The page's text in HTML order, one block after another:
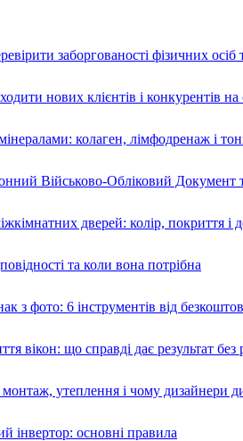
заборгованості фізичних осіб
нових клієнтів і конкурентів
колаген, лімфодренаж і
Військово-Обліковий Документ
дверей: колір, покриття і
та коли вона потрібна
з фото: 6 інструментів від
вікон: що справді дає результат без
монтаж, утеплення і чому дизайнери
інвертор: основні правила